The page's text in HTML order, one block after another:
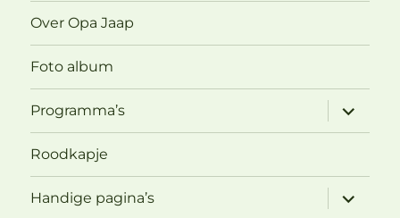
Over Opa Jaap
Foto album
Programma’s
Roodkapje
Handige pagina’s